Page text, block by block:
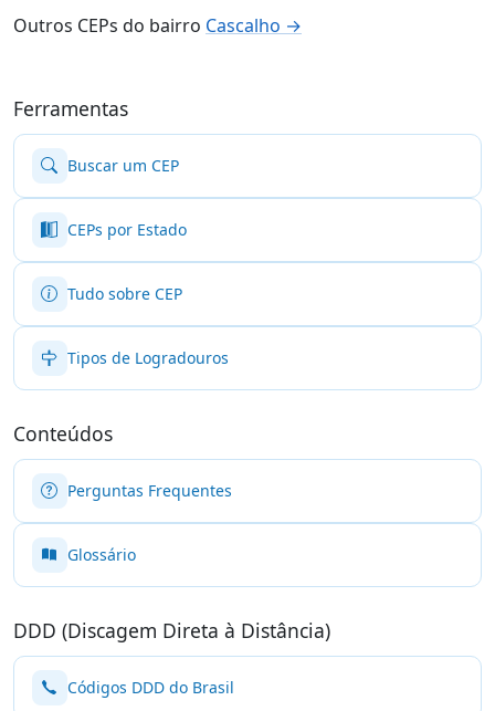
Outros CEPs do bairro Cascalho →
Ferramentas
Buscar um CEP
CEPs por Estado
Tudo sobre CEP
Tipos de Logradouros
Conteúdos
Perguntas Frequentes
Glossário
DDD (Discagem Direta à Distância)
Códigos DDD do Brasil